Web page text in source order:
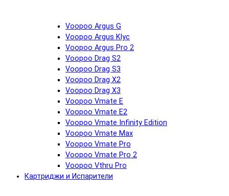
Voopoo Argus G
Voopoo Argus Klyc
Voopoo Argus Pro 2
Voopoo Drag S2
Voopoo Drag S3
Voopoo Drag X2
Voopoo Drag X3
Voopoo Vmate E
Voopoo Vmate E2
Voopoo Vmate Infinity Edition
Voopoo Vmate Max
Voopoo Vmate Pro
Voopoo Vmate Pro 2
Voopoo Vthru Pro
Картриджи и Испарители